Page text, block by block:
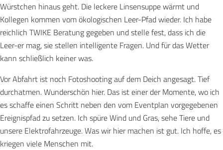
Würstchen hinaus geht. Die leckere Linsensuppe wärmt und
Kollegen kommen vom ökologischen Leer-Pfad wieder. Ich habe
reichlich TWIKE Beratung gegeben und stelle fest, dass ich die
Leer-er mag, sie stellen intelligente Fragen. Und für das Wetter
kann schließlich keiner was.
Vor Abfahrt ist noch Fotoshooting auf dem Deich angesagt. Tief
durchatmen. Wunderschön hier. Das ist einer der Momente, wo ich
es schaffe einen Schritt neben den vom Eventplan vorgegebenen
Ereignispfad zu setzen. Ich spüre Wind und Gras, sehe Tiere und
unsere Elektrofahrzeuge. Was wir hier machen ist gut. Ich hoffe, es
kriegen viele Menschen mit.